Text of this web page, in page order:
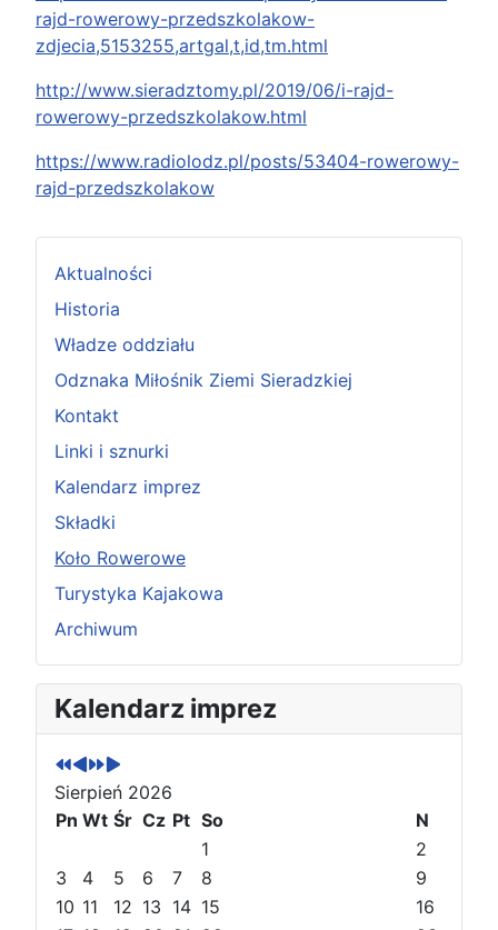
Aktualności
Historia
Władze oddziału
Odznaka Miłośnik Ziemi Sieradzkiej
Kontakt
Linki i sznurki
Kalendarz imprez
Składki
Koło Rowerowe
Turystyka Kajakowa
Archiwum
Kalendarz imprez
P
o
p
r
z
e
n
i
P
o
p
r
z
e
i
N
a
s
t
ę
p
y
r
N
a
s
t
ę
p
y
m
Sierpień 2026
Pn Wt Śr Cz Pt So
N
1
2
3
4 5 6 7 8
9
10 11 12 13 14 15
16
rajd-rowerowy-przedszkolakow-
zdjecia,5153255,artgal,t,id,tm.html
http://www.sieradztomy.pl/2019/06/i-rajd-
rowerowy-przedszkolakow.html
https://www.radiolodz.pl/posts/53404-rowerowy-
rajd-przedszkolakow